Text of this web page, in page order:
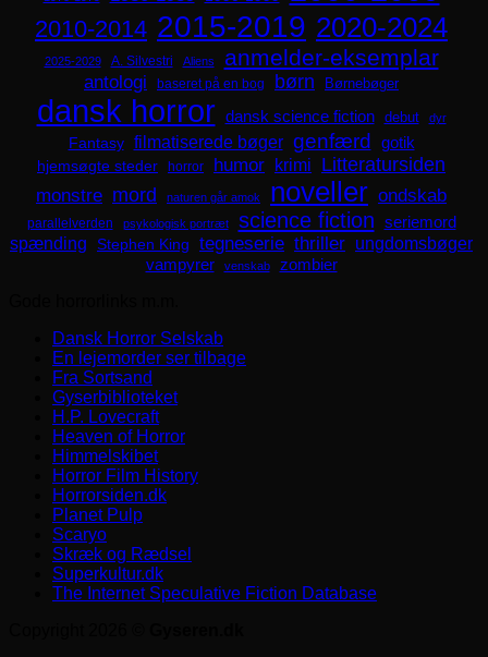
2010-2014 2015-2019 2020-2024
2025-2029 A. Silvestri Aliens anmelder-eksemplar
antologi baseret på en bog børn Børnebøger
dansk horror dansk science fiction debut dyr
Fantasy filmatiserede bøger genfærd
gotik
hjemsøgte steder
horror humor krimi Litteratursiden
monstre mord naturen går amok noveller ondskab
parallelverden psykologisk portræt science fiction seriemord
spænding Stephen King tegneserie thriller ungdomsbøger
vampyrer venskab
zombier
Dansk Horror Selskab
En lejemorder ser tilbage
Fra Sortsand
Gyserbiblioteket
H.P. Lovecraft
Heaven of Horror
Himmelskibet
Horror Film History
Horrorsiden.dk
Planet Pulp
Scaryo
Skræk og Rædsel
Superkultur.dk
The Internet Speculative Fiction Database